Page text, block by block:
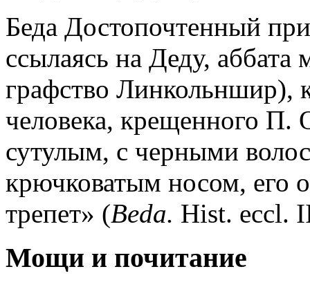
Беда Достопочтенный
ссылаясь на Деду,
графство Линкольншир),
человека, крещенного П.
сутулым, с черными
крючковатым носом, его
трепет» (Beda. Hist. eccl.
Мощи и почитание